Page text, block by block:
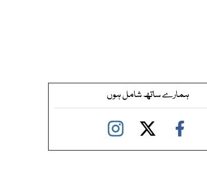
ہمارے ساتھ شامل ہوں